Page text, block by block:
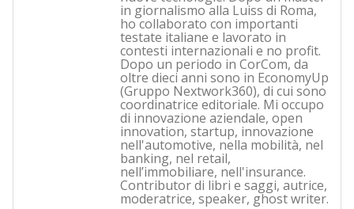
in giornalismo alla Luiss di Roma,
ho collaborato con importanti
testate italiane e lavorato in
contesti internazionali e no profit.
Dopo un periodo in CorCom, da
oltre dieci anni sono in EconomyUp
(Gruppo Nextwork360), di cui sono
coordinatrice editoriale. Mi occupo
di innovazione aziendale, open
innovation, startup, innovazione
nell'automotive, nella mobilità, nel
banking, nel retail,
nell’immobiliare, nell'insurance.
Contributor di libri e saggi, autrice,
moderatrice, speaker, ghost writer.